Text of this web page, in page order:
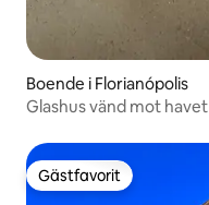
Boende i Florianópolis
Glashus vänd mot havet
Gästfavorit
Gästfavorit